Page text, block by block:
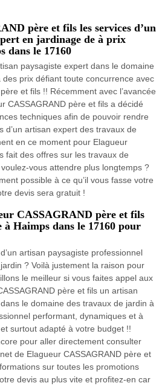
père et fils les services d’un
en jardinage de à prix
dans le 17160
paysagiste expert dans le domaine
prix défiant toute concurrence avec
et fils !! Récemment avec l’avancée
CASSAGRAND père et fils a décidé
techniques afin de pouvoir rendre
d’un artisan expert des travaux de
en ce moment pour Elagueur
fait des offres sur les travaux de
vous attendre plus longtemps ?
possible à ce qu’il vous fasse votre
devis sera gratuit !
CASSAGRAND père et fils
à Haimps dans le 17160 pour
artisan paysagiste professionnel
? Voilà justement la raison pour
le meilleur si vous faites appel aux
père et fils un artisan
le domaine des travaux de jardin à
performant, dynamiques et à
surtout adapté à votre budget !!
pour aller directement consulter
de Elagueur CASSAGRAND père et
sur toutes les promotions
devis au plus vite et profitez-en car